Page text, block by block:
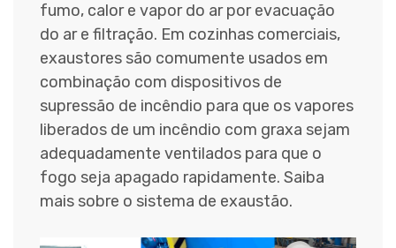
fumo, calor e vapor do ar por evacuação
do ar e filtração. Em cozinhas comerciais,
exaustores são comumente usados em
combinação com dispositivos de
supressão de incêndio para que os vapores
liberados de um incêndio com graxa sejam
adequadamente ventilados para que o
fogo seja apagado rapidamente. Saiba
mais sobre o sistema de exaustão.